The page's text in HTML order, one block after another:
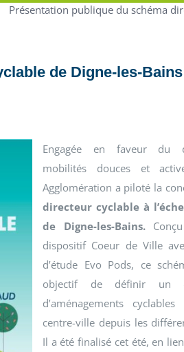
Présentation publique du schéma
de Digne-les-
Engagée en faveur du
mobilités douces et
Agglomération a piloté la
directeur cyclable à
de Digne-les-Bains.
dispositif Coeur de Ville
d’étude Evo Pods, ce
objectif de définir un
d’aménagements
centre-ville depuis les
Il a été finalisé cet été, en